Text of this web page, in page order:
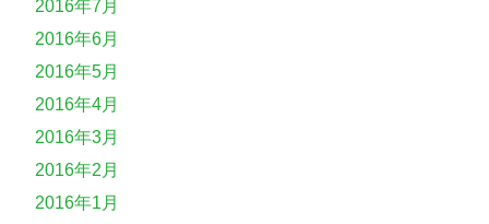
2016年7月
2016年6月
2016年5月
2016年4月
2016年3月
2016年2月
2016年1月